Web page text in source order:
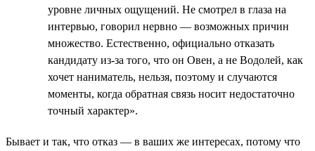
уровне личных ощущений. Не смотрел в глаза на
интервью, говорил нервно — возможных причин
множество. Естественно, официально отказать
кандидату из-за того, что он Овен, а не Водолей, как
хочет наниматель, нельзя, поэтому и случаются
моменты, когда обратная связь носит недостаточно
точный характер».
Бывает и так, что отказ — в ваших же интересах, потому что